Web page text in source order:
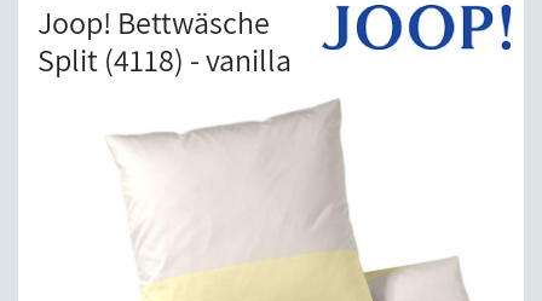
Joop! Bettwäsche
Split (4118) - vanilla